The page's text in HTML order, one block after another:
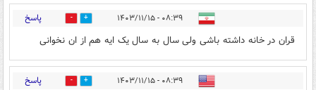
۰۸:۳۹ - ۱۴۰۳/۱۱/۱۵ 3 پاسخ
قران در خانه داشته باشی ولی سال به سال یک ایه هم از ان نخوانی
۰۸:۳۹ - ۱۴۰۳/۱۱/۱۵ 2 پاسخ